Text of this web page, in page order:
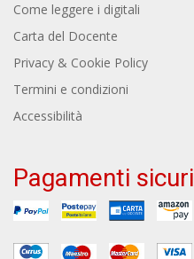
Come leggere i digitali
Carta del Docente
Privacy & Cookie Policy
Termini e condizioni
Accessibilità
Pagamenti sicuri